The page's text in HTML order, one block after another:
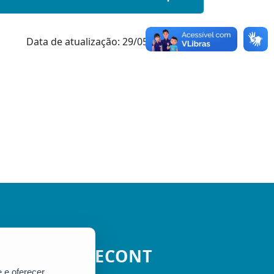
Data de atualização: 29/05/2026 18h37
SECONT
e oferecer